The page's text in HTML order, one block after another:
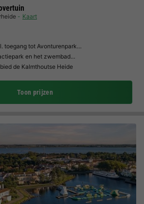
Kaart
toegang tot Avonturenpark…
en het zwembad…
de Kalmthoutse Heide
Toon prijzen